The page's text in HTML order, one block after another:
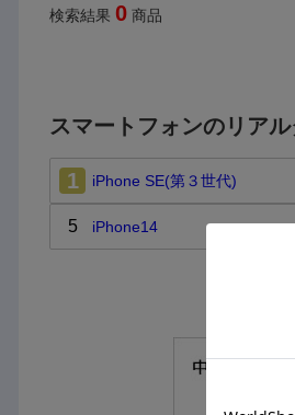
検索結果 0 商品
スマートフォンのリア
1 iPhone SE(第３世代)
5 iPhone14